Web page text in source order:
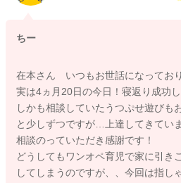
ちー
在本さん いつもお世話になってお
実は4ヵ月20日の今日！寝返り成功
しかも相談していたうつぷせ遊びも
と少しずつですが…上達してきてい
相談のっていただき感謝です！
どうしてもワンオペ育児で家に引き
してしまうのですが、、今回は指し